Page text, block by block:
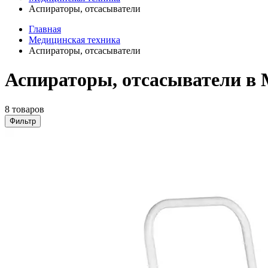
Аспираторы, отсасыватели
Главная
Медицинская техника
Аспираторы, отсасыватели
Аспираторы, отсасыватели в
8 товаров
Фильтр